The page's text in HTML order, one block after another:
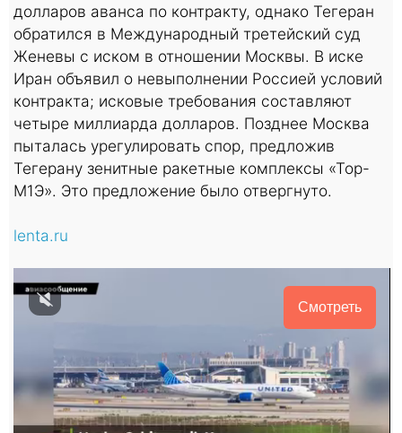
долларов аванса по контракту, однако Тегеран
обратился в Международный третейский суд
Женевы с иском в отношении Москвы. В иске
Иран объявил о невыполнении Россией условий
контракта; исковые требования составляют
четыре миллиарда долларов. Позднее Москва
пыталась урегулировать спор, предложив
Тегерану зенитные ракетные комплексы «Тор-
М1Э». Это предложение было отвергнуто.
lenta.ru
Смотреть